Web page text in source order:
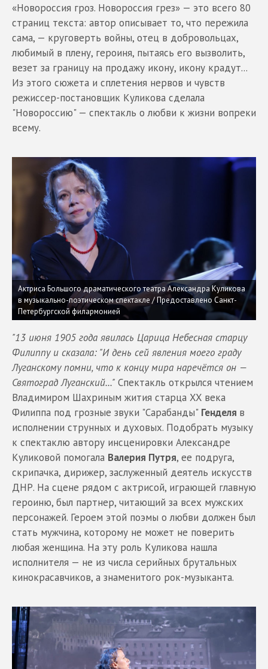
«Новороссия гроз. Новороссия грез» — это всего 80
страниц текста: автор описывает то, что пережила
сама, — круговерть войны, отец в добровольцах,
любимый в плену, героиня, пытаясь его вызволить,
везет за границу на продажу икону, икону крадут...
Из этого сюжета и сплетения нервов и чувств
режиссер-постановщик Куликова сделала
"Новороссию" — спектакль о любви к жизни вопреки
всему.
Актриса Большого драматического театра Александра Куликова
в музыкально-поэтическом спектакле / Предоставлено Санкт-
Петербургской филармонией
"13 июня 1905 года явилась Царица Небесная старцу
Филиппу и сказала: "И день сей явления моего граду
Луганскому помни, что к концу мира наречётся он —
Святоград Луганский..." Спектакль открылся чтением
Владимиром Шахриным жития старца XX века
Филиппа под грозные звуки "Сарабанды" Генделя в
исполнении струнных и духовых. Подобрать музыку
к спектаклю автору инсценировки Александре
Куликовой помогала Валерия Путря, ее подруга,
скрипачка, дирижер, заслуженный деятель искусств
ДНР. На сцене рядом с актрисой, играющей главную
героиню, был партнер, читающий за всех мужских
персонажей. Героем этой поэмы о любви должен был
стать мужчина, которому не может не поверить
любая женщина. На эту роль Куликова нашла
исполнителя — не из числа серийных брутальных
кинокрасавчиков, а знаменитого рок-музыканта.